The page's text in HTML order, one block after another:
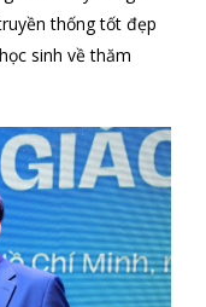
thống tốt đẹp
sinh về thăm